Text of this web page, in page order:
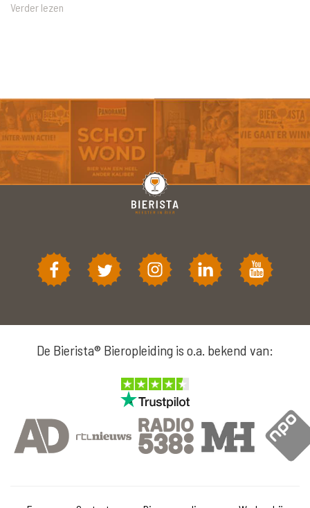
Verder lezen
De Bierista® Bieropleiding is o.a. bekend van: